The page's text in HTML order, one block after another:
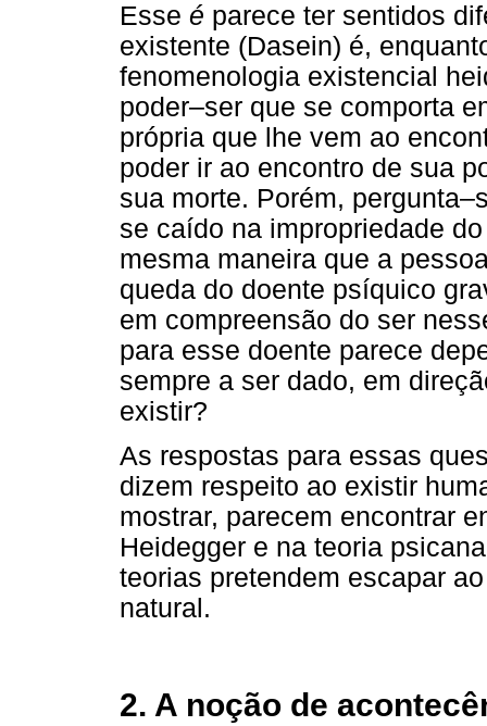
Esse é parece ter sentidos
existente (Dasein) é,
fenomenologia existencial
poder–ser que se comporta
própria que lhe vem ao
poder ir ao encontro de sua
sua morte. Porém,
se caído na impropriedade
mesma maneira que a
queda do doente psíquico
em compreensão do ser
para esse doente parece
sempre a ser dado, em
existir?
As respostas para essas
dizem respeito ao existir
mostrar, parecem encontrar
Heidegger e na teoria
teorias pretendem escapar
natural.
2. A noção de